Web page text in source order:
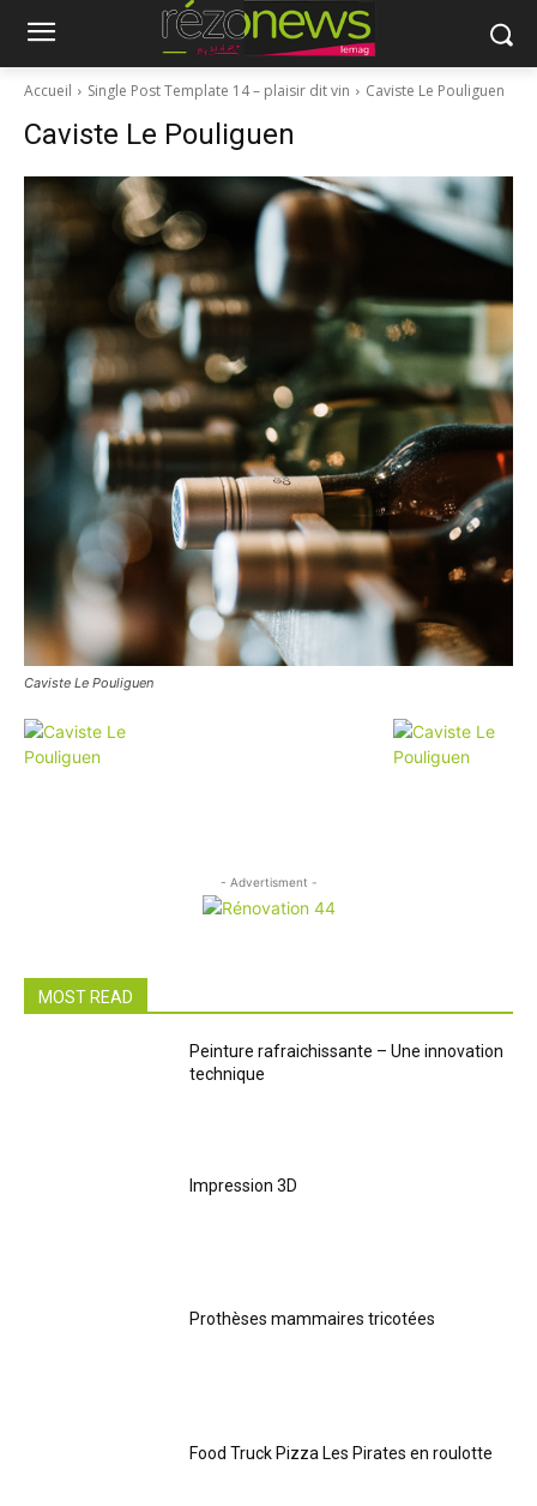
Accueil Single Post Template 14 – plaisir dit vin Caviste Le Pouliguen
Caviste Le Pouliguen
Caviste Le Pouliguen
- Advertisment -
MOST READ
Peinture rafraichissante – Une innovation
technique
Impression 3D
Prothèses mammaires tricotées
Food Truck Pizza Les Pirates en roulotte